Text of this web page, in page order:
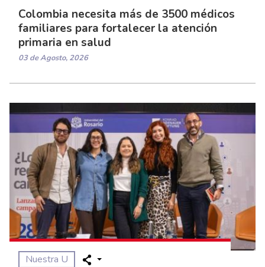
Colombia necesita más de 3500 médicos
familiares para fortalecer la atención
primaria en salud
03 de Agosto, 2026
Nuestra U